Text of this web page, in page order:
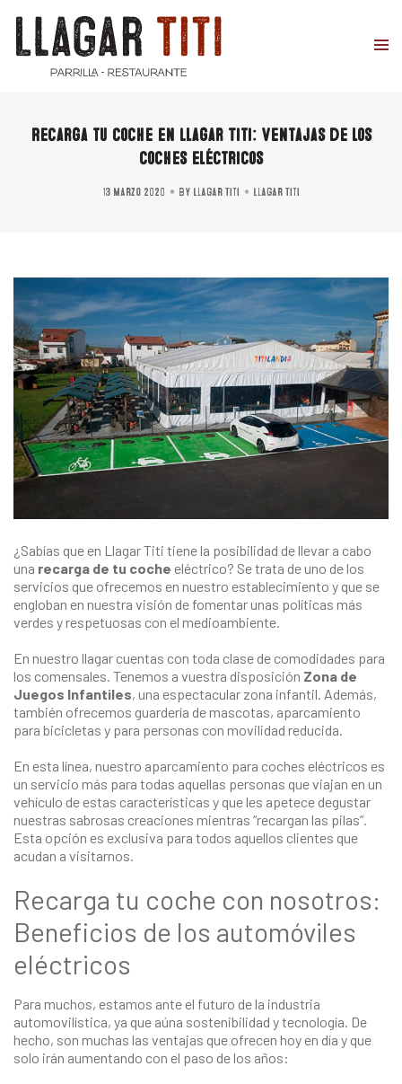
Recarga tu coche en Llagar Titi: Ventajas de los
coches eléctricos
13 marzo 2020 By Llagar Titi Llagar Titi
¿Sabías que en Llagar Titi tiene la posibilidad de llevar a cabo
una recarga de tu coche eléctrico? Se trata de uno de los
servicios que ofrecemos en nuestro establecimiento y que se
engloban en nuestra visión de fomentar unas políticas más
verdes y respetuosas con el medioambiente.
En nuestro llagar cuentas con toda clase de comodidades para
los comensales. Tenemos a vuestra disposición Zona de
Juegos Infantiles, una espectacular zona infantil. Además,
también ofrecemos guardería de mascotas, aparcamiento
para bicicletas y para personas con movilidad reducida.
En esta línea, nuestro aparcamiento para coches eléctricos es
un servicio más para todas aquellas personas que viajan en un
vehículo de estas características y que les apetece degustar
nuestras sabrosas creaciones mientras “recargan las pilas”.
Esta opción es exclusiva para todos aquellos clientes que
acudan a visitarnos.
Recarga tu coche con nosotros:
Beneficios de los automóviles
eléctricos
Para muchos, estamos ante el futuro de la industria
automovilística, ya que aúna sostenibilidad y tecnología. De
hecho, son muchas las ventajas que ofrecen hoy en día y que
solo irán aumentando con el paso de los años: